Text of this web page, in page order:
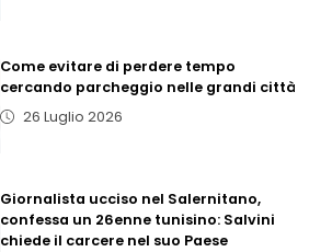
Come evitare di perdere tempo
cercando parcheggio nelle grandi città
26 Luglio 2026
Giornalista ucciso nel Salernitano,
confessa un 26enne tunisino: Salvini
chiede il carcere nel suo Paese